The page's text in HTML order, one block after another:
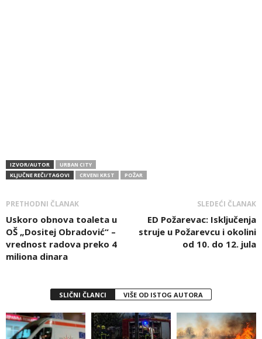
IZVOR/AUTOR
URBAN CITY
KLJUČNE REČI/TAGOVI
CRVENI KRST POŽAR
PRETHODNI ČLANAK
Uskoro obnova toaleta u
OŠ „Dositej Obradović“ –
vrednost radova preko 4
miliona dinara
SLEDEĆI ČLANAK
ED Požarevac: Isključenja
struje u Požarevcu i okolini
od 10. do 12. jula
SLIČNI ČLANCI VIŠE OD ISTOG AUTORA